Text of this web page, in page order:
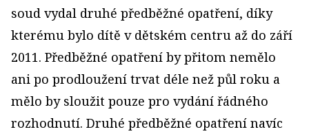
soud vydal druhé předběžné opatření, díky
kterému bylo dítě v dětském centru až do září
2011. Předběžné opatření by přitom nemělo
ani po prodloužení trvat déle než půl roku a
mělo by sloužit pouze pro vydání řádného
rozhodnutí. Druhé předběžné opatření navíc